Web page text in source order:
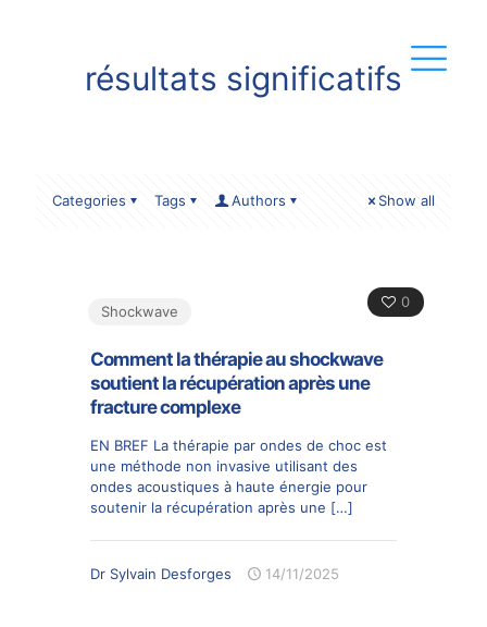
résultats significatifs
Categories Tags Authors Show all
0
Shockwave
Comment la thérapie au shockwave
soutient la récupération après une
fracture complexe
EN BREF La thérapie par ondes de choc est
une méthode non invasive utilisant des
ondes acoustiques à haute énergie pour
soutenir la récupération après une […]
Dr Sylvain Desforges 14/11/2025